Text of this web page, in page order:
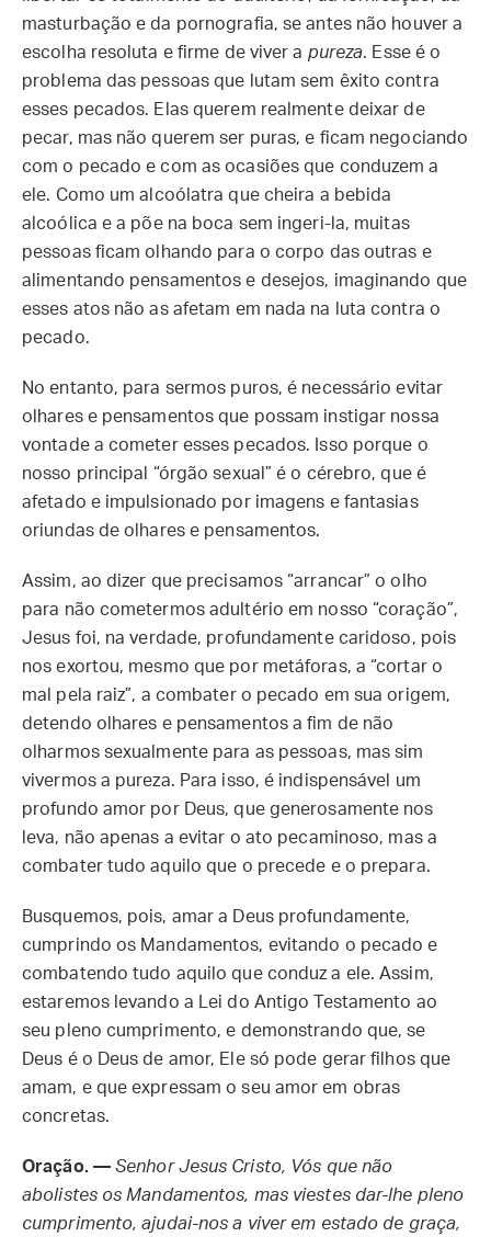
masturbação e da pornografia, se antes não houver a
escolha resoluta e firme de viver a pureza. Esse é o
problema das pessoas que lutam sem êxito contra
esses pecados. Elas querem realmente deixar de
pecar, mas não querem ser puras, e ficam negociando
com o pecado e com as ocasiões que conduzem a
ele. Como um alcoólatra que cheira a bebida
alcoólica e a põe na boca sem ingeri-la, muitas
pessoas ficam olhando para o corpo das outras e
alimentando pensamentos e desejos, imaginando que
esses atos não as afetam em nada na luta contra o
pecado.
No entanto, para sermos puros, é necessário evitar
olhares e pensamentos que possam instigar nossa
vontade a cometer esses pecados. Isso porque o
nosso principal “órgão sexual” é o cérebro, que é
afetado e impulsionado por imagens e fantasias
oriundas de olhares e pensamentos.
Assim, ao dizer que precisamos “arrancar” o olho
para não cometermos adultério em nosso “coração”,
Jesus foi, na verdade, profundamente caridoso, pois
nos exortou, mesmo que por metáforas, a “cortar o
mal pela raiz”, a combater o pecado em sua origem,
detendo olhares e pensamentos a fim de não
olharmos sexualmente para as pessoas, mas sim
vivermos a pureza. Para isso, é indispensável um
profundo amor por Deus, que generosamente nos
leva, não apenas a evitar o ato pecaminoso, mas a
combater tudo aquilo que o precede e o prepara.
Busquemos, pois, amar a Deus profundamente,
cumprindo os Mandamentos, evitando o pecado e
combatendo tudo aquilo que conduz a ele. Assim,
estaremos levando a Lei do Antigo Testamento ao
seu pleno cumprimento, e demonstrando que, se
Deus é o Deus de amor, Ele só pode gerar filhos que
amam, e que expressam o seu amor em obras
concretas.
Oração. — Senhor Jesus Cristo, Vós que não
abolistes os Mandamentos, mas viestes dar-lhe pleno
cumprimento, ajudai-nos a viver em estado de graça,